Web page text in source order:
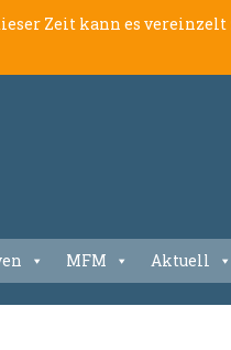
Zeit kann es
MFM Aktuell